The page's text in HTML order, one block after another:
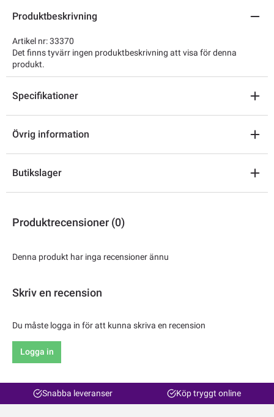
Produktbeskrivning
Artikel nr: 33370
Det finns tyvärr ingen produktbeskrivning att visa för denna
produkt.
Specifikationer
Övrig information
Butikslager
Produktrecensioner (0)
Denna produkt har inga recensioner ännu
Skriv en recension
Du måste logga in för att kunna skriva en recension
Logga in
Snabba leveranser Köp tryggt online